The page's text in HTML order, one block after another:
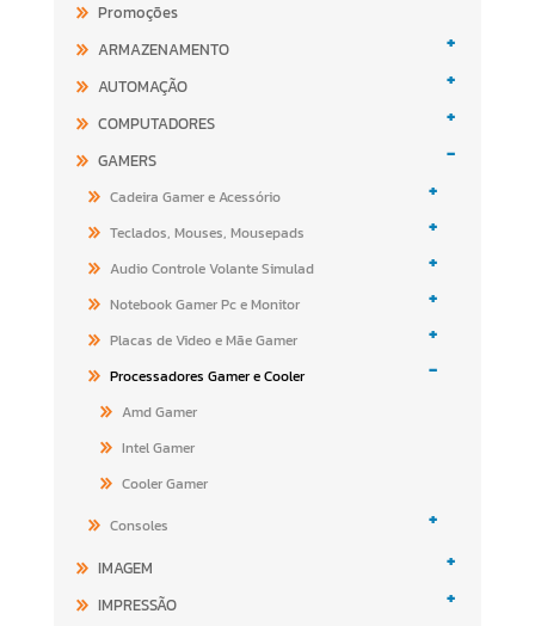
Promoções
ARMAZENAMENTO
+
AUTOMAÇÃO +
COMPUTADORES +
GAMERS -
Cadeira Gamer e Acessório +
Teclados, Mouses, Mousepads +
Audio Controle Volante Simulad +
Notebook Gamer Pc e Monitor +
Placas de Video e Mãe Gamer +
Processadores Gamer e Cooler -
Amd Gamer
Intel Gamer
Cooler Gamer
Consoles
+
IMAGEM +
IMPRESSÃO +